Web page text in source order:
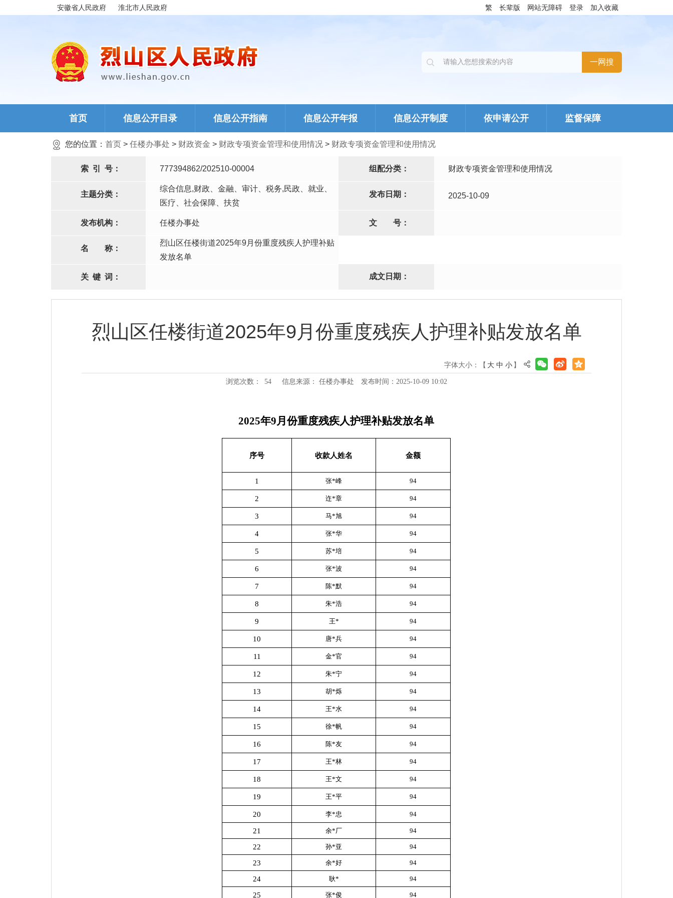
安徽省人民政府 淮北市人民政府 繁 长辈版 网站无障碍 登录 加入收藏
首页 信息公开目录 信息公开指南 信息公开年报 信息公开制度 依申请公开 监督保障
您的位置： 首页 > 任楼办事处 > 财政资金 > 财政专项资金管理和使用情况 > 财政专项资金管理和使用情况
索 引 号： 777394862/202510-00004 组配分类： 财政专项资金管理和使用情况
主题分类：
综合信息,财政、金融、审计、税务,民政、就业、
医疗、社会保障、扶贫
发布日期： 2025-10-09
发布机构： 任楼办事处 文 号：
名 称：
烈山区任楼街道2025年9月份重度残疾人护理补贴
发放名单
关 键 词： 成文日期：
烈山区任楼街道2025年9月份重度残疾人护理补贴发放名单
字体大小：【 大 中 小 】
浏览次数： 54 信息来源： 任楼办事处 发布时间：2025-10-09 10:02
2025年9月份重度残疾人护理补贴发放名单
序号 收款人姓名 金额
1 张*峰 94
2 迮*章 94
3 马*旭 94
4 张*华 94
5 苏*培 94
6 张*波 94
7 陈*默 94
8 朱*浩 94
9 王* 94
10 唐*兵 94
11 金*官 94
12 朱*宁 94
13 胡*烁 94
14 王*水 94
15 徐*帆 94
16 陈*友 94
17 王*林 94
18 王*文 94
19 王*平 94
20 李*忠 94
21 余*厂 94
22 孙*亚 94
23 余*好 94
24 耿* 94
25 张*俊 94